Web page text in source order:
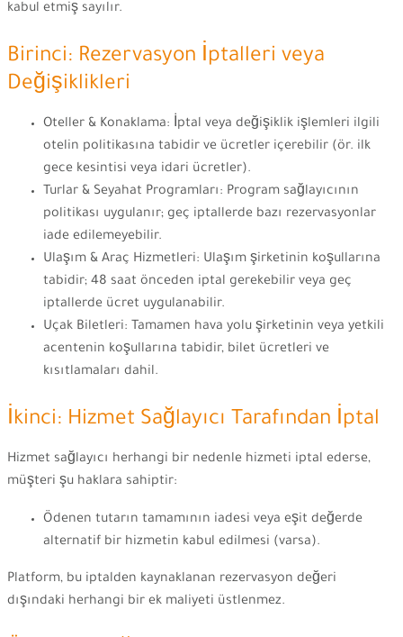
kabul etmiş sayılır.
Birinci: Rezervasyon İptalleri veya
Değişiklikleri
Oteller & Konaklama: İptal veya değişiklik işlemleri ilgili
otelin politikasına tabidir ve ücretler içerebilir (ör. ilk
gece kesintisi veya idari ücretler).
Turlar & Seyahat Programları: Program sağlayıcının
politikası uygulanır; geç iptallerde bazı rezervasyonlar
iade edilemeyebilir.
Ulaşım & Araç Hizmetleri: Ulaşım şirketinin koşullarına
tabidir; 48 saat önceden iptal gerekebilir veya geç
iptallerde ücret uygulanabilir.
Uçak Biletleri: Tamamen hava yolu şirketinin veya yetkili
acentenin koşullarına tabidir, bilet ücretleri ve
kısıtlamaları dahil.
İkinci: Hizmet Sağlayıcı Tarafından İptal
Hizmet sağlayıcı herhangi bir nedenle hizmeti iptal ederse,
müşteri şu haklara sahiptir:
Ödenen tutarın tamamının iadesi veya eşit değerde
alternatif bir hizmetin kabul edilmesi (varsa).
Platform, bu iptalden kaynaklanan rezervasyon değeri
dışındaki herhangi bir ek maliyeti üstlenmez.